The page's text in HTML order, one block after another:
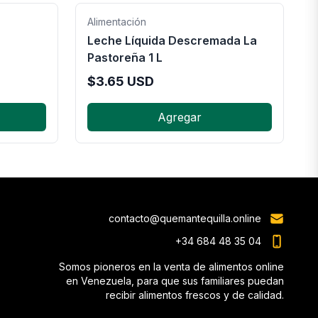
Alimentación
Leche Líquida Descremada La
Pastoreña 1 L
$3.65 USD
Agregar
contacto@quemantequilla.online
+34 684 48 35 04
Somos pioneros en la venta de alimentos online
en Venezuela, para que sus familiares puedan
recibir alimentos frescos y de calidad.